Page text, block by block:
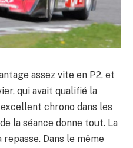
assez vite en P2, et
qui avait qualifié la
chrono dans les
la séance donne tout. La
Dans le même